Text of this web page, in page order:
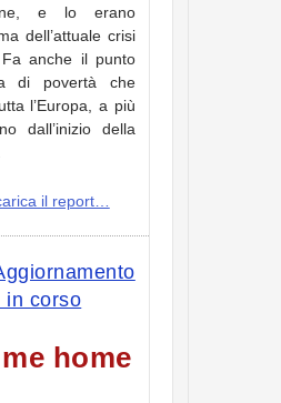
e lo erano
dell’attuale crisi
anche il punto
di povertà che
l’Europa, a più
dall’inizio della
il report…
in corso
home